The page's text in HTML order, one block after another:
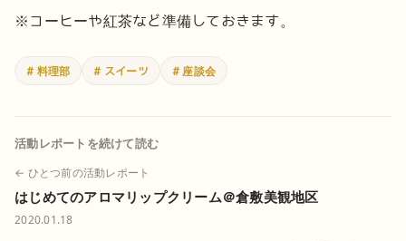
※コーヒーや紅茶など準備しておきます。
# 料理部 # スイーツ # 座談会
活動レポートを続けて読む
← ひとつ前の活動レポート
はじめてのアロマリップクリーム＠倉敷美観地区
2020.01.18